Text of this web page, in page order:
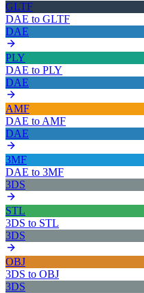
GLTF
DAE to GLTF
DAE
PLY
DAE to PLY
DAE
AMF
DAE to AMF
DAE
3MF
DAE to 3MF
3DS
STL
3DS to STL
3DS
OBJ
3DS to OBJ
3DS